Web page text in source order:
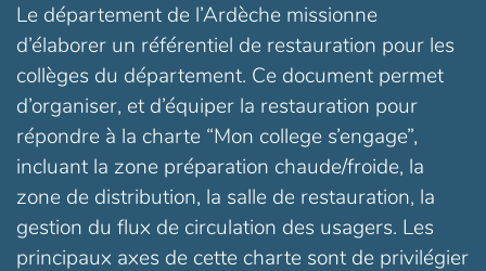
Le département de l’Ardèche missionne
d’élaborer un référentiel de restauration pour les
collèges du département. Ce document permet
d’organiser, et d’équiper la restauration pour
répondre à la charte “Mon college s’engage”,
incluant la zone préparation chaude/froide, la
zone de distribution, la salle de restauration, la
gestion du flux de circulation des usagers. Les
principaux axes de cette charte sont de privilégier